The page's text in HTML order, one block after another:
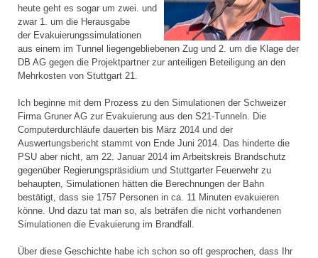
heute geht es sogar um zwei. und
zwar 1. um die Herausgabe
der Evakuierungssimulationen
aus einem im Tunnel liegengebliebenen Zug und 2. um die Klage der
DB AG gegen die Projektpartner zur anteiligen Beteiligung an den
Mehrkosten von Stuttgart 21.
Ich beginne mit dem Prozess zu den Simulationen der Schweizer
Firma Gruner AG zur Evakuierung aus den S21-Tunneln. Die
Computerdurchläufe dauerten bis März 2014 und der
Auswertungsbericht stammt von Ende Juni 2014. Das hinderte die
PSU aber nicht, am 22. Januar 2014 im Arbeitskreis Brandschutz
gegenüber Regierungspräsidium und Stuttgarter Feuerwehr zu
behaupten, Simulationen hätten die Berechnungen der Bahn
bestätigt, dass sie 1757 Personen in ca. 11 Minuten evakuieren
könne. Und dazu tat man so, als beträfen die nicht vorhandenen
Simulationen die Evakuierung im Brandfall.
Über diese Geschichte habe ich schon so oft gesprochen, dass Ihr